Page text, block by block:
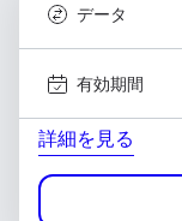
データ
有効期間
詳細を見る